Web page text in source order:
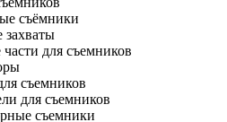
съёмники
захваты
для съемников
съемников
для съемников
съемники